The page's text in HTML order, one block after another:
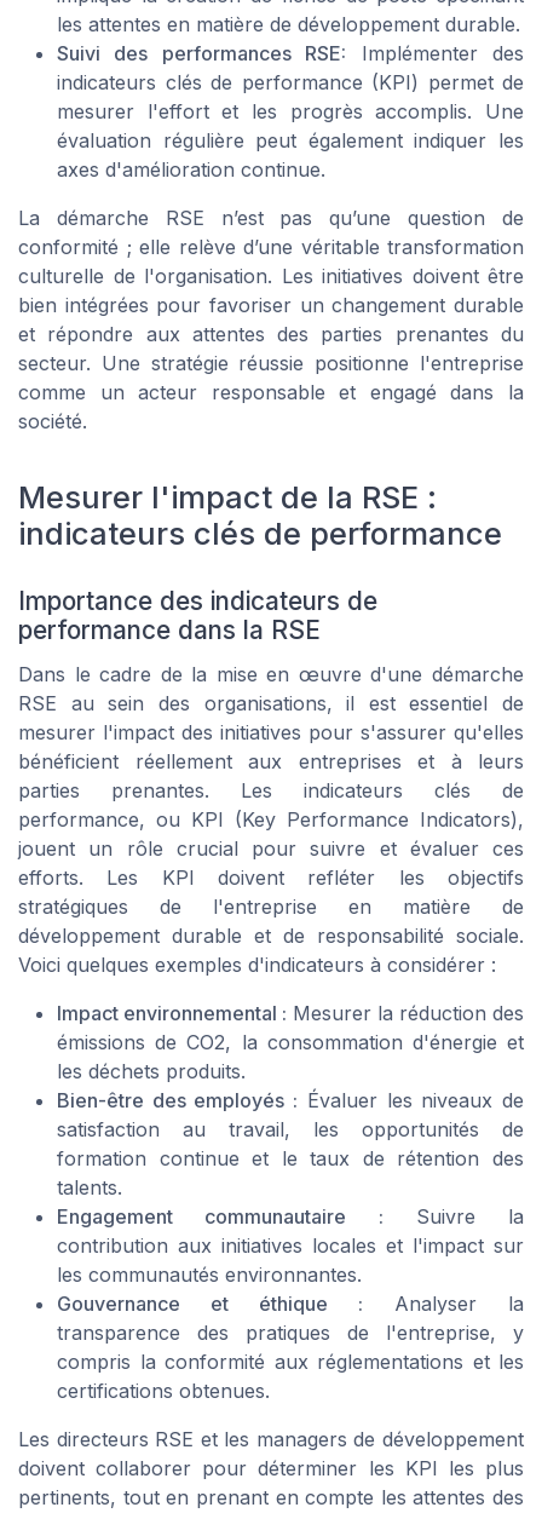
les attentes en matière de développement durable.
Suivi des performances RSE: Implémenter des
indicateurs clés de performance (KPI) permet de
mesurer l'effort et les progrès accomplis. Une
évaluation régulière peut également indiquer les
axes d'amélioration continue.
La démarche RSE n’est pas qu’une question de
conformité ; elle relève d’une véritable transformation
culturelle de l'organisation. Les initiatives doivent être
bien intégrées pour favoriser un changement durable
et répondre aux attentes des parties prenantes du
secteur. Une stratégie réussie positionne l'entreprise
comme un acteur responsable et engagé dans la
société.
Mesurer l'impact de la RSE :
indicateurs clés de performance
Importance des indicateurs de
performance dans la RSE
Dans le cadre de la mise en œuvre d'une démarche
RSE au sein des organisations, il est essentiel de
mesurer l'impact des initiatives pour s'assurer qu'elles
bénéficient réellement aux entreprises et à leurs
parties prenantes. Les indicateurs clés de
performance, ou KPI (Key Performance Indicators),
jouent un rôle crucial pour suivre et évaluer ces
efforts. Les KPI doivent refléter les objectifs
stratégiques de l'entreprise en matière de
développement durable et de responsabilité sociale.
Voici quelques exemples d'indicateurs à considérer :
Impact environnemental : Mesurer la réduction des
émissions de CO2, la consommation d'énergie et
les déchets produits.
Bien-être des employés : Évaluer les niveaux de
satisfaction au travail, les opportunités de
formation continue et le taux de rétention des
talents.
Engagement communautaire : Suivre la
contribution aux initiatives locales et l'impact sur
les communautés environnantes.
Gouvernance et éthique : Analyser la
transparence des pratiques de l'entreprise, y
compris la conformité aux réglementations et les
certifications obtenues.
Les directeurs RSE et les managers de développement
doivent collaborer pour déterminer les KPI les plus
pertinents, tout en prenant en compte les attentes des